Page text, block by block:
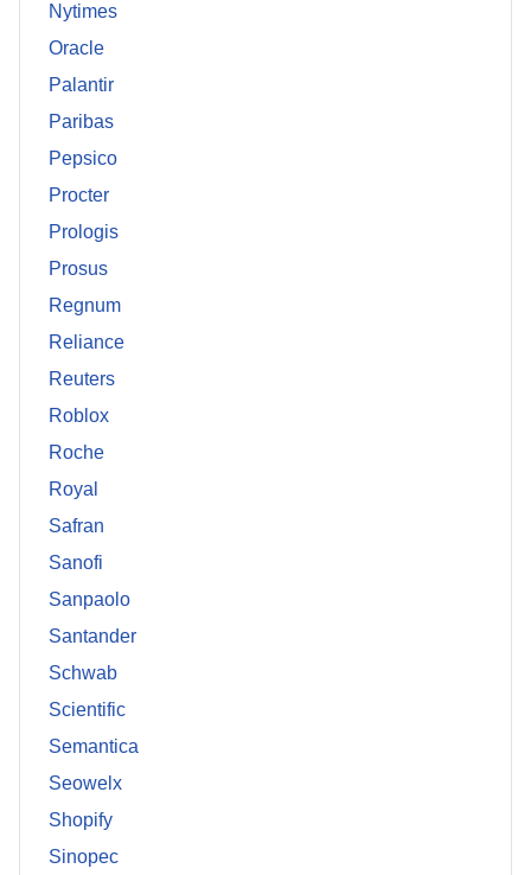
Nytimes
Oracle
Palantir
Paribas
Pepsico
Procter
Prologis
Prosus
Regnum
Reliance
Reuters
Roblox
Roche
Royal
Safran
Sanofi
Sanpaolo
Santander
Schwab
Scientific
Semantica
Seowelx
Shopify
Sinopec